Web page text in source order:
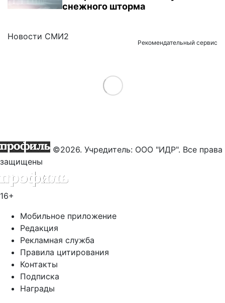
снежного шторма
Новости СМИ2
Рекомендательный сервис
Load More
©2026. Учредитель: ООО "ИДР". Все права
защищены
16+
Мобильное приложение
Редакция
Рекламная служба
Правила цитирования
Контакты
Подписка
Награды